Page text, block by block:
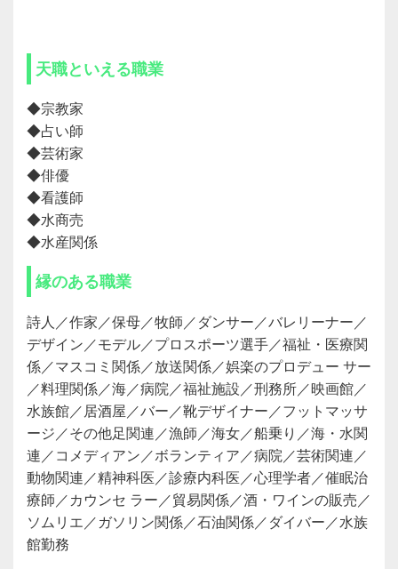
天職といえる職業
◆宗教家
◆占い師
◆芸術家
◆俳優
◆看護師
◆水商売
◆水産関係
縁のある職業
詩人／作家／保母／牧師／ダンサー／バレリーナー／
デザイン／モデル／プロスポーツ選手／福祉・医療関
係／マスコミ関係／放送関係／娯楽のプロデュー サー
／料理関係／海／病院／福祉施設／刑務所／映画館／
水族館／居酒屋／バー／靴デザイナー／フットマッサ
ージ／その他足関連／漁師／海女／船乗り／海・水関
連／コメディアン／ボランティア／病院／芸術関連／
動物関連／精神科医／診療内科医／心理学者／催眠治
療師／カウンセ ラー／貿易関係／酒・ワインの販売／
ソムリエ／ガソリン関係／石油関係／ダイバー／水族
館勤務